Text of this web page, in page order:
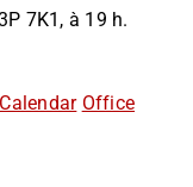
7K1, à 19 h.
Office